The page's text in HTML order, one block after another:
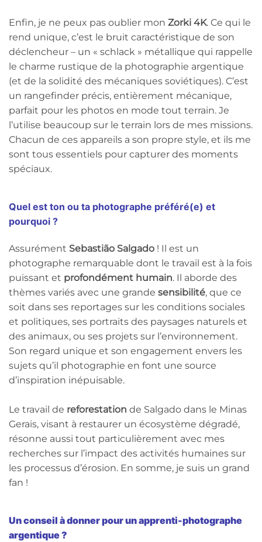
Enfin, je ne peux pas oublier mon Zorki 4K. Ce qui le
rend unique, c’est le bruit caractéristique de son
déclencheur – un « schlack » métallique qui rappelle
le charme rustique de la photographie argentique
(et de la solidité des mécaniques soviétiques). C’est
un rangefinder précis, entièrement mécanique,
parfait pour les photos en mode tout terrain. Je
l’utilise beaucoup sur le terrain lors de mes missions.
Chacun de ces appareils a son propre style, et ils me
sont tous essentiels pour capturer des moments
spéciaux.
Quel est ton ou ta photographe préféré(e) et
pourquoi ?
Assurément Sebastião Salgado ! Il est un
photographe remarquable dont le travail est à la fois
puissant et profondément humain. Il aborde des
thèmes variés avec une grande sensibilité, que ce
soit dans ses reportages sur les conditions sociales
et politiques, ses portraits des paysages naturels et
des animaux, ou ses projets sur l’environnement.
Son regard unique et son engagement envers les
sujets qu’il photographie en font une source
d’inspiration inépuisable.
Le travail de reforestation de Salgado dans le Minas
Gerais, visant à restaurer un écosystème dégradé,
résonne aussi tout particulièrement avec mes
recherches sur l’impact des activités humaines sur
les processus d’érosion. En somme, je suis un grand
fan !
Un conseil à donner pour un apprenti-photographe
argentique ?